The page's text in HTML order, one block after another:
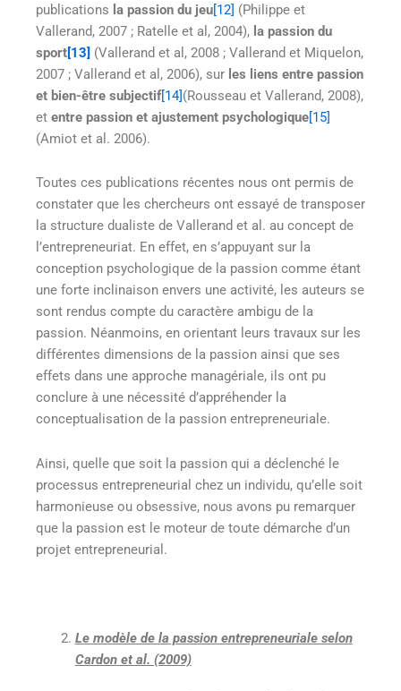
publications la passion du jeu[12] (Philippe et
Vallerand, 2007 ; Ratelle et al, 2004), la passion du
sport[13] (Vallerand et al, 2008 ; Vallerand et Miquelon,
2007 ; Vallerand et al, 2006), sur les liens entre passion
et bien-être subjectif[14](Rousseau et Vallerand, 2008),
et entre passion et ajustement psychologique[15]
(Amiot et al. 2006).
Toutes ces publications récentes nous ont permis de
constater que les chercheurs ont essayé de transposer
la structure dualiste de Vallerand et al. au concept de
l’entrepreneuriat. En effet, en s’appuyant sur la
conception psychologique de la passion comme étant
une forte inclinaison envers une activité, les auteurs se
sont rendus compte du caractère ambigu de la
passion. Néanmoins, en orientant leurs travaux sur les
différentes dimensions de la passion ainsi que ses
effets dans une approche managériale, ils ont pu
conclure à une nécessité d’appréhender la
conceptualisation de la passion entrepreneuriale.
Ainsi, quelle que soit la passion qui a déclenché le
processus entrepreneurial chez un individu, qu’elle soit
harmonieuse ou obsessive, nous avons pu remarquer
que la passion est le moteur de toute démarche d’un
projet entrepreneurial.
Le modèle de la passion entrepreneuriale selon
Cardon et al. (2009)